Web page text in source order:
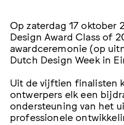
Op zaterdag 17 oktober
Design Award Class of
awardceremonie (op
Dutch Design Week in
Uit de vijftien finalisten
ontwerpers elk een
ondersteuning van het
professionele